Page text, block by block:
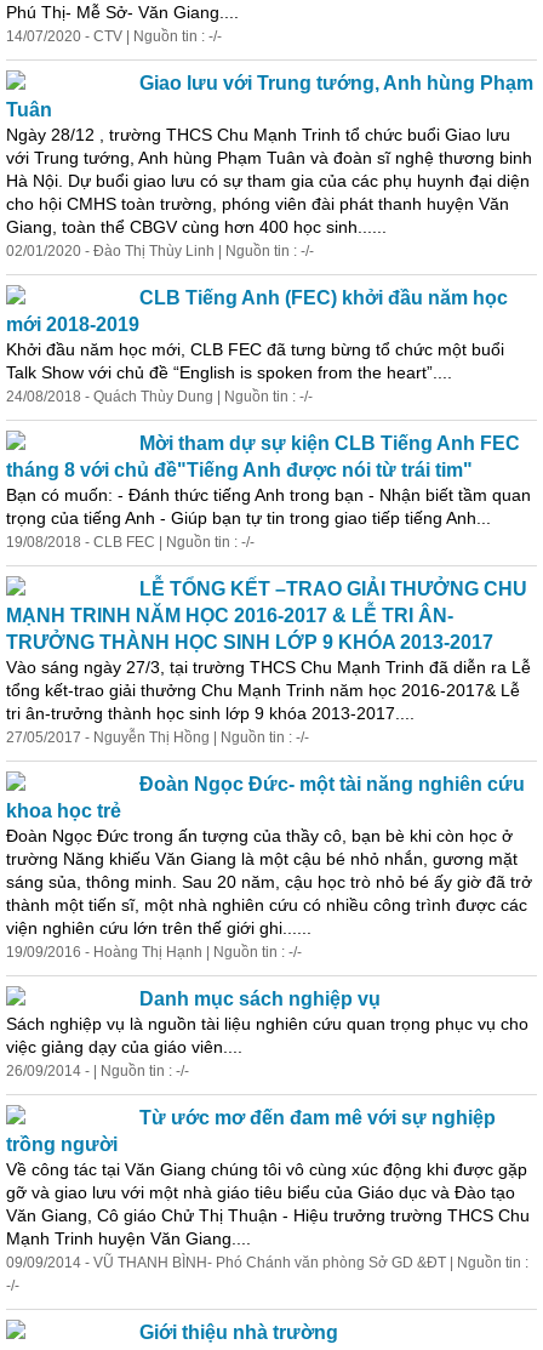
Phú Thị- Mễ Sở- Văn Giang....
14/07/2020 - CTV | Nguồn tin : -/-
Giao lưu với Trung tướng, Anh hùng Phạm
Tuân
Ngày 28/12 , trường THCS Chu Mạnh Trinh tổ chức buổi Giao lưu
với Trung tướng, Anh hùng Phạm Tuân và đoàn sĩ nghệ thương binh
Hà Nội. Dự buổi giao lưu có sự tham gia của các phụ huynh đại diện
cho hội CMHS toàn trường, phóng viên đài phát thanh huyện Văn
Giang, toàn thể CBGV cùng hơn 400 học sinh......
02/01/2020 - Đào Thị Thùy Linh | Nguồn tin : -/-
CLB Tiếng Anh (FEC) khởi đầu năm học
mới 2018-2019
Khởi đầu năm học mới, CLB FEC đã tưng bừng tổ chức một buổi
Talk Show với chủ đề “English is spoken from the heart”....
24/08/2018 - Quách Thùy Dung | Nguồn tin : -/-
Mời tham dự sự kiện CLB Tiếng Anh FEC
tháng 8 với chủ đề"Tiếng Anh được nói từ trái tim"
Bạn có muốn: - Đánh thức tiếng Anh trong bạn - Nhận biết tầm quan
trọng của tiếng Anh - Giúp bạn tự tin trong giao tiếp tiếng Anh...
19/08/2018 - CLB FEC | Nguồn tin : -/-
LỄ TỔNG KẾT –TRAO GIẢI THƯỞNG CHU
MẠNH TRINH NĂM HỌC 2016-2017 & LỄ TRI ÂN-
TRƯỞNG THÀNH HỌC SINH LỚP 9 KHÓA 2013-2017
Vào sáng ngày 27/3, tại trường THCS Chu Mạnh Trinh đã diễn ra Lễ
tổng kết-trao giải thưởng Chu Mạnh Trinh năm học 2016-2017& Lễ
tri ân-trưởng thành học sinh lớp 9 khóa 2013-2017....
27/05/2017 - Nguyễn Thị Hồng | Nguồn tin : -/-
Đoàn Ngọc Đức- một tài năng nghiên cứu
khoa học trẻ
Đoàn Ngọc Đức trong ấn tượng của thầy cô, bạn bè khi còn học ở
trường Năng khiếu Văn Giang là một cậu bé nhỏ nhắn, gương mặt
sáng sủa, thông minh. Sau 20 năm, cậu học trò nhỏ bé ấy giờ đã trở
thành một tiến sĩ, một nhà nghiên cứu có nhiều công trình được các
viện nghiên cứu lớn trên thế giới ghi......
19/09/2016 - Hoàng Thị Hạnh | Nguồn tin : -/-
Danh mục sách nghiệp vụ
Sách nghiệp vụ là nguồn tài liệu nghiên cứu quan trọng phục vụ cho
việc giảng dạy của giáo viên....
26/09/2014 - | Nguồn tin : -/-
Từ ước mơ đến đam mê với sự nghiệp
trồng người
Về công tác tại Văn Giang chúng tôi vô cùng xúc động khi được gặp
gỡ và giao lưu với một nhà giáo tiêu biểu của Giáo dục và Đào tạo
Văn Giang, Cô giáo Chử Thị Thuận - Hiệu trưởng trường THCS Chu
Mạnh Trinh huyện Văn Giang....
09/09/2014 - VŨ THANH BÌNH- Phó Chánh văn phòng Sở GD &ĐT | Nguồn tin :
-/-
Giới thiệu nhà trường